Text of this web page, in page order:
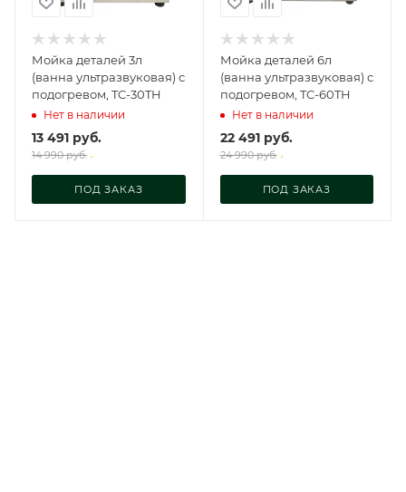
Мойка деталей 3л
(ванна ультразвуковая) с
подогревом, TC-30TH
Нет в наличии
13 491 руб.
14 990руб.
ПОД ЗАКАЗ
Мойка деталей 6л
(ванна ультразвуковая) с
подогревом, TC-60TH
Нет в наличии
22 491руб.
24 990руб.
ПОД ЗАКАЗ